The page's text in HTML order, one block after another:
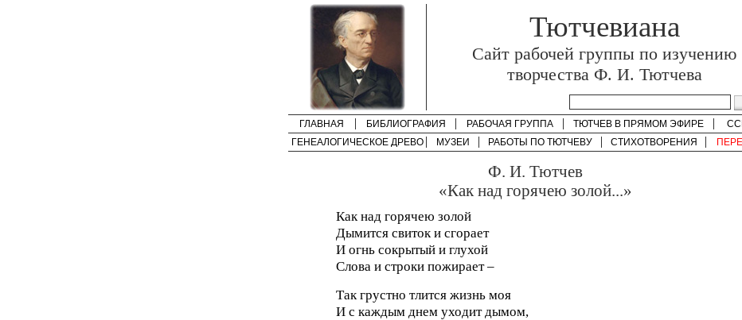
Тютчевиана
Cайт рабочей группы по изучению
творчества Ф. И. Тютчева
ГЛАВНАЯ БИБЛИОГРАФИЯ РАБОЧАЯ ГРУППА ТЮТЧЕВ В ПРЯМОМ ЭФИРЕ
ГЕНЕАЛОГИЧЕСКОЕ ДРЕВО
МУЗЕИ РАБОТЫ ПО ТЮТЧЕВУ СТИХОТВОРЕНИЯ
Ф. И. Тютчев
«Как над горячею золой...»
Как над горячею золой
Дымится свиток и сгорает
И огнь сокрытый и глухой
Слова и строки пожирает –
Так грустно тлится жизнь моя
И с каждым днем уходит дымом,